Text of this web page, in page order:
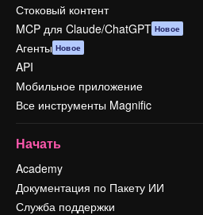
Стоковый контент
MCP для Claude/ChatGPT Новое
Агенты Новое
API
Мобильное приложение
Все инструменты Magnific
Начать
Academy
Документация по Пакету ИИ
Служба поддержки